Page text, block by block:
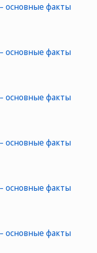
основные факты
основные факты
основные факты
основные факты
основные факты
основные факты